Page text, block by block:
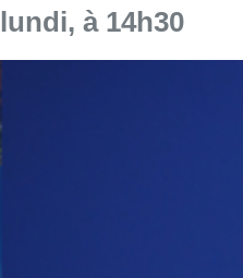
lundi, à 14h30